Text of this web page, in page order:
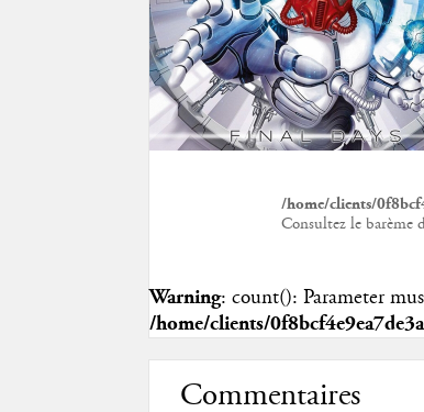
/home/clients/
Consultez le barème
Warning: count(): Parameter
/home/clients/
Commentaires